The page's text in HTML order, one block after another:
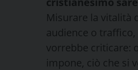
Misurare la vitalità
audience o
vorrebbe criticare:
impone, ciò che si